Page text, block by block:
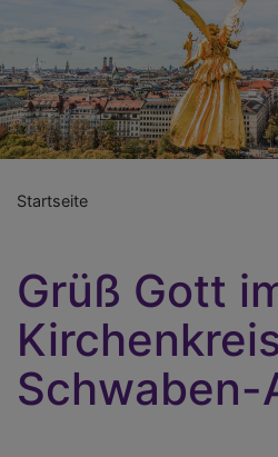
Previous
Startseite
Grüß Gott
Schwaben-